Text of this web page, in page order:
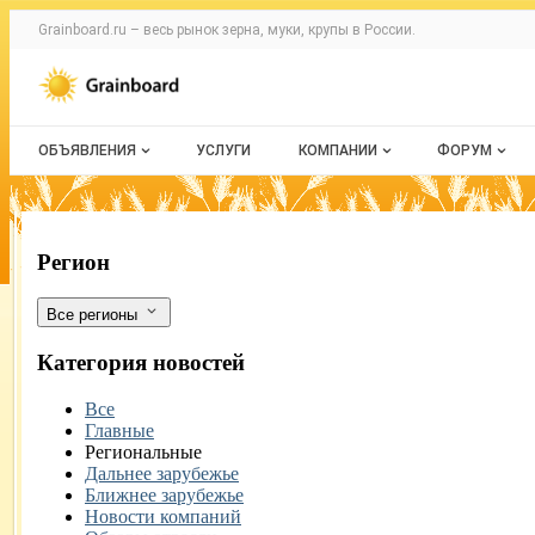
Раздел навигации по сайту
Grainboard.ru – весь рынок зерна, муки, крупы в России.
Авторизация и меню пользователя
Навигация по разделам сайта grainboard.ru
ОБЪЯВЛЕНИЯ
Все объявления
Мои объявления
УСЛУГИ КОМПАНИИ
О каталоге компаний
ФОРУМ
Все темы
В Ингушетии в 2019 году увеличилось
Фильтры
Регион
Все регионы
Категория новостей
Все
Главные
Региональные
Дальнее зарубежье
Ближнее зарубежье
Новости компаний